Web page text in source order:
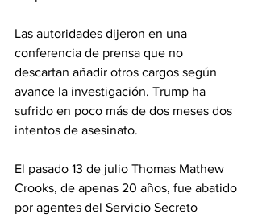
Las autoridades dijeron en una
conferencia de prensa que no
descartan añadir otros cargos según
avance la investigación. Trump ha
sufrido en poco más de dos meses dos
intentos de asesinato.
El pasado 13 de julio Thomas Mathew
Crooks, de apenas 20 años, fue abatido
por agentes del Servicio Secreto